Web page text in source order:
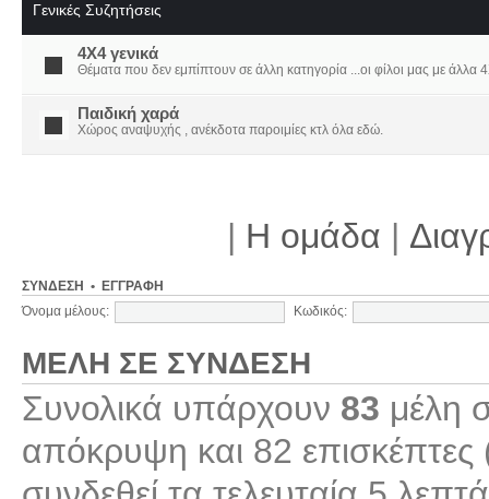
Γενικές Συζητήσεις
4X4 γενικά
Θέματα που δεν εμπίπτουν σε άλλη κατηγορία ...οι φίλοι μας με άλλα
Παιδική χαρά
Χώρος αναψυχής , ανέκδοτα παροιμίες κτλ όλα εδώ.
| Η ομάδα |
ΣΎΝΔΕΣΗ • ΕΓΓΡΑΦΉ
Όνομα μέλους: Κωδικός:
ΜΈΛΗ ΣΕ ΣΎΝΔΕΣΗ
Συνολικά υπάρχουν 83 μέλη
απόκρυψη και 82